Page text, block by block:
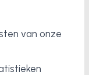
van onze